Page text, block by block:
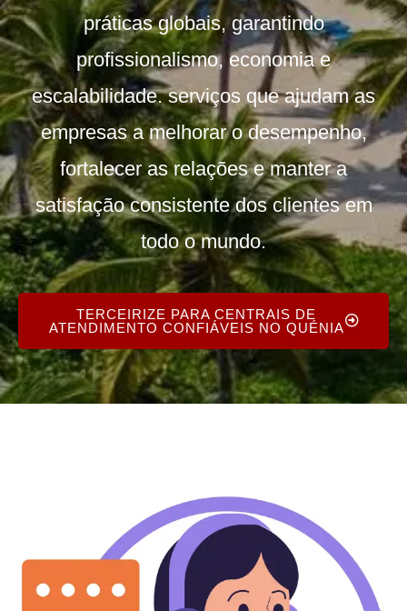
práticas globais, garantindo
profissionalismo, economia e
escalabilidade.serviços que ajudam as
empresas a melhorar o desempenho,
fortalecer as relações e manter a
satisfação consistente dos clientes em
todo o mundo.
TERCEIRIZE PARA CENTRAIS DE
ATENDIMENTO CONFIÁVEIS NO QUÉNIA